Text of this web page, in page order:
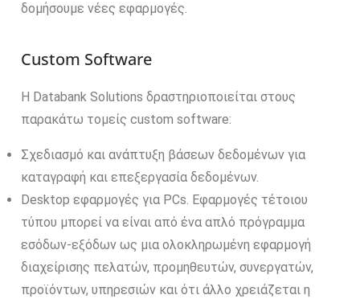
δομήσουμε νέες εφαρμογές.
Custom Software
H Databank Solutions δραστηριοποιείται στους
παρακάτω τομείς custom software:
Σχεδιασμό και ανάπτυξη βάσεων δεδομένων για
καταγραφή και επεξεργασία δεδομένων.
Desktop εφαρμογές για PCs. Εφαρμογές τέτοιου
τύπου μπορεί να είναι από ένα απλό πρόγραμμα
εσόδων-εξόδων ως μια ολοκληρωμένη εφαρμογή
διαχείρισης πελατών, προμηθευτών, συνεργατών,
προϊόντων, υπηρεσιών και ότι άλλο χρειάζεται η